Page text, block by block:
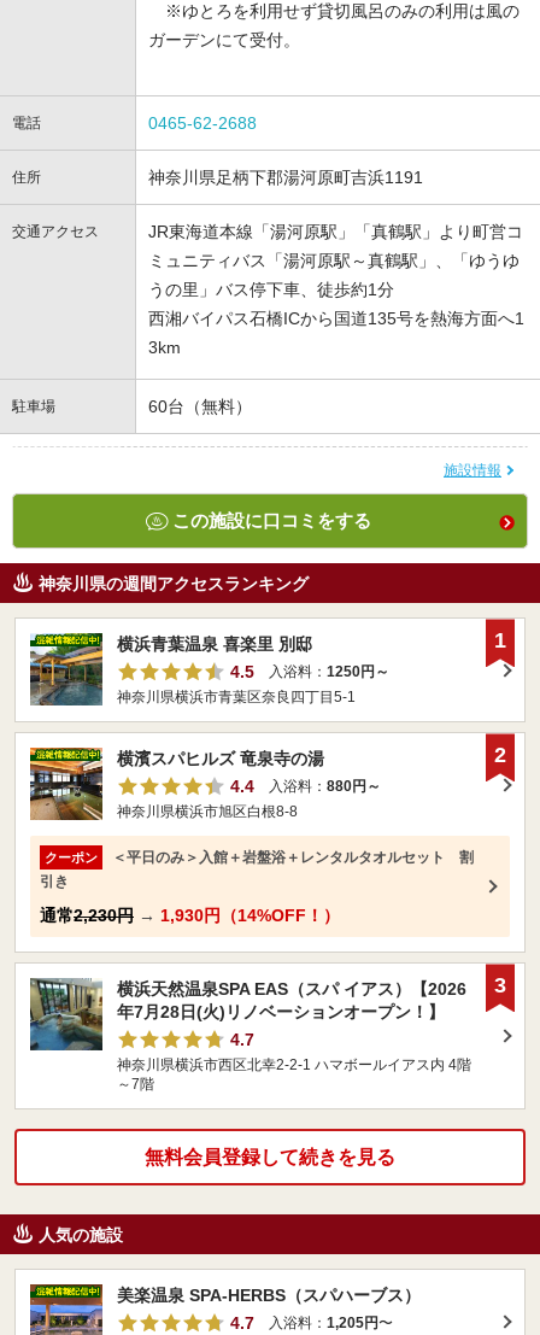
※ゆとろを利用せず貸切風呂のみの利用は風の
ガーデンにて受付。
電話 0465-62-2688
住所 神奈川県足柄下郡湯河原町吉浜1191
交通アクセス
JR東海道本線「湯河原駅」「真鶴駅」より町営コ
ミュニティバス「湯河原駅～真鶴駅」、「ゆうゆ
うの里」バス停下車、徒歩約1分
西湘バイパス石橋ICから国道135号を熱海方面へ1
3km
駐車場 60台（無料）
施設情報
この施設に口コミをする
神奈川県の週間アクセスランキング
横浜青葉温泉 喜楽里 別邸
4.5
入浴料： 1250円～
神奈川県横浜市青葉区奈良四丁目5-1
1
横濱スパヒルズ 竜泉寺の湯
4.4
入浴料： 880円～
神奈川県横浜市旭区白根8-8
クーポン
＜平日のみ＞入館＋岩盤浴＋レンタルタオルセット 割
引き
通常2,230円 → 1,930円（14%OFF！）
2
横浜天然温泉SPA EAS（スパ イアス）【2026
年7月28日(火)リノベーションオープン！】
4.7
神奈川県横浜市西区北幸2-2-1 ハマボールイアス内 4階
～7階
3
無料会員登録して続きを見る
人気の施設
美楽温泉 SPA-HERBS（スパハーブス）
4.7
入浴料： 1,205円〜